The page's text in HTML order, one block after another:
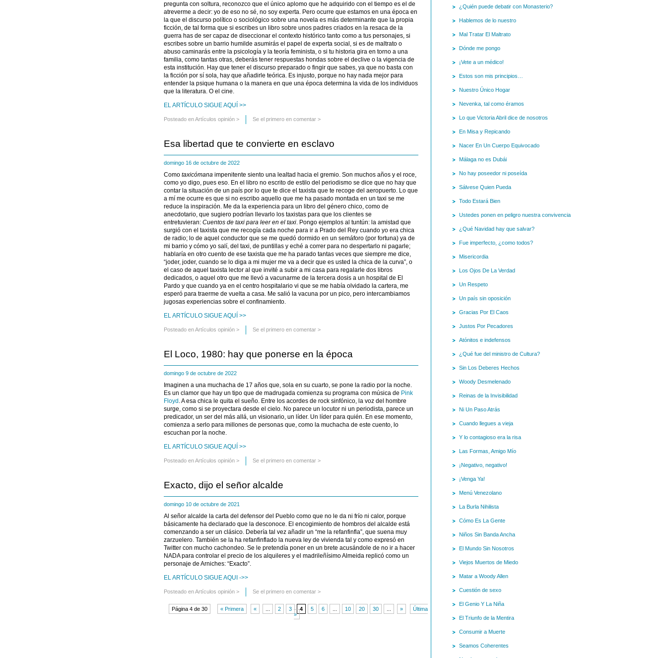
pregunta con soltura, reconozco que el único aplomo que he adquirido con el tiempo es el de
atreverme a decir: yo de eso no sé, no soy experta. Pero ocurre que estamos en una época en
la que el discurso político o sociológico sobre una novela es más determinante que la propia
ficción, de tal forma que si escribes un libro sobre unos padres criados en la resaca de la
guerra has de ser capaz de diseccionar el contexto histórico tanto como a tus personajes, si
escribes sobre un barrio humilde asumirás el papel de experta social, si es de maltrato o
abuso caminarás entre la psicología y la teoría feminista, o si tu historia gira en torno a una
familia, como tantas otras, deberás tener respuestas hondas sobre el declive o la vigencia de
esta institución. Hay que tener el discurso preparado o fingir que sabes, ya que no basta con
la ficción por sí sola, hay que añadirle teórica. Es injusto, porque no hay nada mejor para
entender la psique humana o la manera en que una época determina la vida de los individuos
que la literatura. O el cine.
EL ARTÍCULO SIGUE AQUÍ >>
Posteado enArtículos opinión > Se el primero en comentar >
Esa libertad que te convierte en esclavo
domingo 16 de octubre de 2022
Como taxicómana impenitente siento una lealtad hacia el gremio. Son muchos años y el roce,
como yo digo, pues eso. En el libro no escrito de estilo del periodismo se dice que no hay que
contar la situación de un país por lo que te dice el taxista que te recoge del aeropuerto. Lo que
a mí me ocurre es que si no escribo aquello que me ha pasado montada en un taxi se me
reduce la inspiración. Me da la experiencia para un libro del género chico, como de
anecdotario, que sugiero podrían llevarlo los taxistas para que los clientes se
entretuvieran: Cuentos de taxi para leer en el taxi. Pongo ejemplos al tuntún: la amistad que
surgió con el taxista que me recogía cada noche para ir a Prado del Rey cuando yo era chica
de radio; lo de aquel conductor que se me quedó dormido en un semáforo (por fortuna) ya de
mi barrio y cómo yo salí, del taxi, de puntillas y eché a correr para no despertarlo ni pagarle;
hablaría en otro cuento de ese taxista que me ha parado tantas veces que siempre me dice,
“joder, joder, cuando se lo diga a mi mujer me va a decir que es usted la chica de la curva”, o
el caso de aquel taxista lector al que invité a subir a mi casa para regalarle dos libros
dedicados, o aquel otro que me llevó a vacunarme de la tercera dosis a un hospital de El
Pardo y que cuando ya en el centro hospitalario vi que se me había olvidado la cartera, me
esperó para traerme de vuelta a casa. Me salió la vacuna por un pico, pero intercambiamos
jugosas experiencias sobre el confinamiento.
EL ARTÍCULO SIGUE AQUÍ >>
Posteado enArtículos opinión > Se el primero en comentar >
El Loco, 1980: hay que ponerse en la época
domingo 9 de octubre de 2022
Imaginen a una muchacha de 17 años que, sola en su cuarto, se pone la radio por la noche.
Es un clamor que hay un tipo que de madrugada comienza su programa con música de Pink
Floyd . A esa chica le quita el sueño. Entre los acordes de rock sinfónico, la voz del hombre
surge, como si se proyectara desde el cielo. No parece un locutor ni un periodista, parece un
predicador, un ser del más allá, un visionario, un líder. Un líder para quién. En ese momento,
comienza a serlo para millones de personas que, como la muchacha de este cuento, lo
escuchan por la noche.
EL ARTÍCULO SIGUE AQUÍ >>
Posteado enArtículos opinión > Se el primero en comentar >
Exacto, dijo el señor alcalde
domingo 10 de octubre de 2021
Al señor alcalde la carta del defensor del Pueblo como que no le da ni frío ni calor, porque
básicamente ha declarado que la desconoce. El encogimiento de hombros del alcalde está
comenzando a ser un clásico. Debería tal vez añadir un “me la refanfinfla”, que suena muy
zarzuelero. También se la ha refanfinflado la nueva ley de vivienda tal y como expresó en
Twitter con mucho cachondeo. Se le pretendía poner en un brete acusándole de no ir a hacer
NADA para controlar el precio de los alquileres y el madrileñísimo Almeida replicó como un
personaje de Arniches: “Exacto”.
EL ARTÍCULO SIGUE AQUI ->>
Posteado enArtículos opinión > Se el primero en comentar >
Página 4 de 30 « Primera « 2 3 4 5 6 10 20 30 »
Última
»
¿Quién puede debatir con Monasterio?
Hablemos de lo nuestro
Mal Tratar El Maltrato
Dónde me pongo
¡Vete a un médico!
Estos son mis principios…
Nuestro Único Hogar
Nevenka, tal como éramos
Lo que Victoria Abril dice de nosotros
En Misa y Repicando
Nacer En Un Cuerpo Equivocado
Málaga no es Dubái
No hay poseedor ni poseída
Sálvese Quien Pueda
Todo Estará Bien
Ustedes ponen en peligro nuestra convivencia
¿Qué Navidad hay que salvar?
Fue imperfecto, ¿como todos?
Misericordia
Los Ojos De La Verdad
Un Respeto
Un país sin oposición
Gracias Por El Caos
Justos Por Pecadores
Atónitos e indefensos
¿Qué fue del ministro de Cultura?
Sin Los Deberes Hechos
Woody Desmelenado
Reinas de la Invisibilidad
Ni Un Paso Atrás
Cuando llegues a vieja
Y lo contagioso era la risa
Las Formas, Amigo Mío
¡Negativo, negativo!
¡Venga Ya!
Menú Venezolano
La Burla Nihilista
Cómo Es La Gente
Niños Sin Banda Ancha
El Mundo Sin Nosotros
Viejos Muertos de Miedo
Matar a Woody Allen
Cuestión de sexo
El Genio Y La Niña
El Triunfo de la Mentira
Consumir a Muerte
Seamos Coherentes